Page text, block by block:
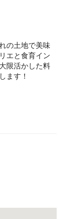
の土地で美味
エと食育イン
限活かした料
ます！